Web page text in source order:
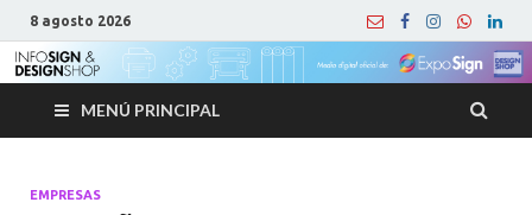
8 agosto 2026
MENÚ PRINCIPAL
EMPRESAS